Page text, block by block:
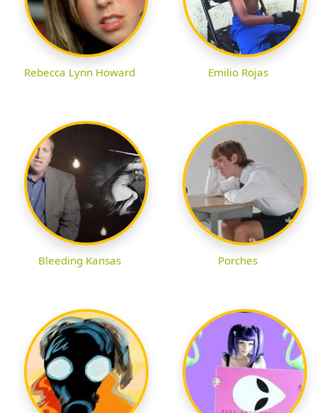
Rebecca Lynn Howard Emilio Rojas
Bleeding Kansas Porches